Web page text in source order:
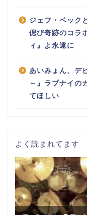
ジェフ・ベック
偲び奇跡のコラ
ィ』よ永遠に
あいみょん、デ
～』ラブナイの
てほしい
よく読まれてます